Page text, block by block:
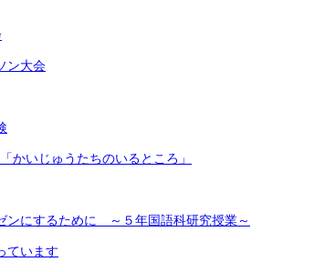
ン大会
かいじゅうたちのいるところ」
ンにするために ～５年国語科研究授業～
ています